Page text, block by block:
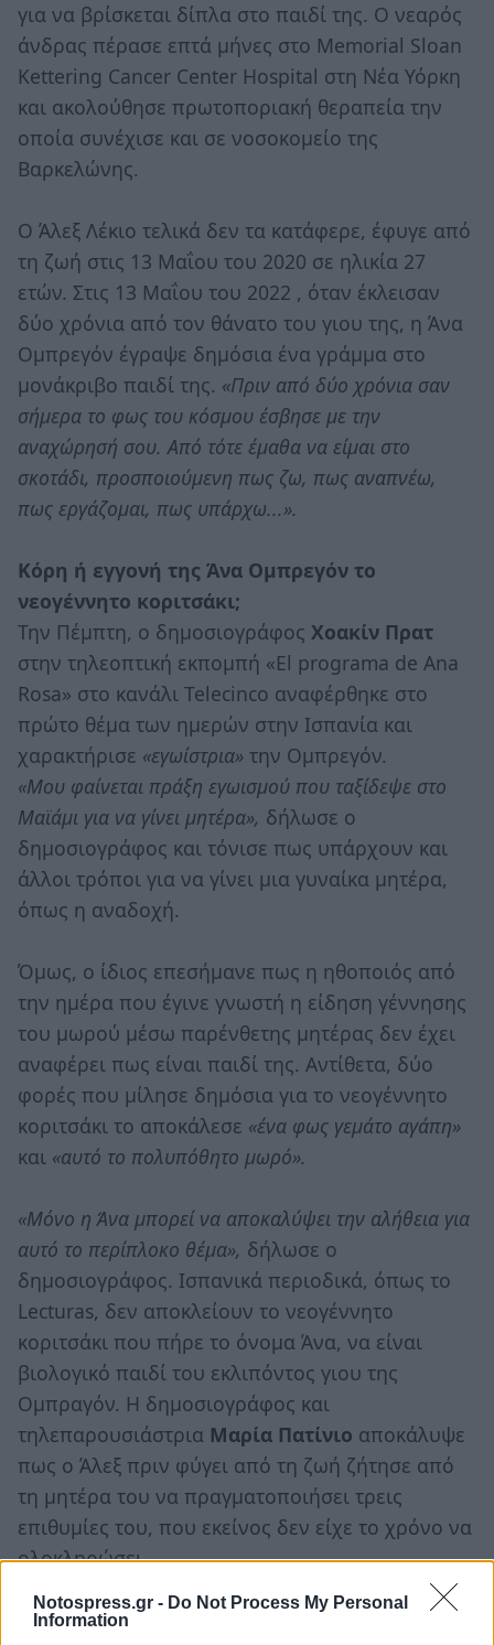
Notospress.gr - Do Not Process My Personal
Information
για να βρίσκεται δίπλα στο παιδί της. Ο νεαρός
άνδρας πέρασε επτά μήνες στο Memorial Sloan
Kettering Cancer Center Hospital στη Νέα Υόρκη
και ακολούθησε πρωτοποριακή θεραπεία την
οποία συνέχισε και σε νοσοκομείο της
Βαρκελώνης.
Ο Άλεξ Λέκιο τελικά δεν τα κατάφερε, έφυγε από
τη ζωή στις 13 Μαΐου του 2020 σε ηλικία 27
ετών. Στις 13 Μαΐου του 2022 , όταν έκλεισαν
δύο χρόνια από τον θάνατο του γιου της, η Άνα
Ομπρεγόν έγραψε δημόσια ένα γράμμα στο
μονάκριβο παιδί της. «Πριν από δύο χρόνια σαν
σήμερα το φως του κόσμου έσβησε με την
αναχώρησή σου. Από τότε έμαθα να είμαι στο
σκοτάδι, προσποιούμενη πως ζω, πως αναπνέω,
πως εργάζομαι, πως υπάρχω...».
Κόρη ή εγγονή της Άνα Ομπρεγόν το
νεογέννητο κοριτσάκι;
Την Πέμπτη, ο δημοσιογράφος Χοακίν Πρατ
στην τηλεοπτική εκπομπή «El programa de Ana
Rosa» στο κανάλι Telecinco αναφέρθηκε στο
πρώτο θέμα των ημερών στην Ισπανία και
χαρακτήρισε «εγωίστρια» την Ομπρεγόν.
«Μου φαίνεται πράξη εγωισμού που ταξίδεψε στο
Μαϊάμι για να γίνει μητέρα», δήλωσε ο
δημοσιογράφος και τόνισε πως υπάρχουν και
άλλοι τρόποι για να γίνει μια γυναίκα μητέρα,
όπως η αναδοχή.
Όμως, ο ίδιος επεσήμανε πως η ηθοποιός από
την ημέρα που έγινε γνωστή η είδηση γέννησης
του μωρού μέσω παρένθετης μητέρας δεν έχει
αναφέρει πως είναι παιδί της. Αντίθετα, δύο
φορές που μίλησε δημόσια για το νεογέννητο
κοριτσάκι το αποκάλεσε «ένα φως γεμάτο αγάπη»
και «αυτό το πολυπόθητο μωρό».
«Μόνο η Άνα μπορεί να αποκαλύψει την αλήθεια για
αυτό το περίπλοκο θέμα», δήλωσε ο
δημοσιογράφος. Ισπανικά περιοδικά, όπως το
Lecturas, δεν αποκλείουν το νεογέννητο
κοριτσάκι που πήρε το όνομα Άνα, να είναι
βιολογικό παιδί του εκλιπόντος γιου της
Ομπραγόν. Η δημοσιογράφος και
τηλεπαρουσιάστρια Μαρία Πατίνιο αποκάλυψε
πως ο Άλεξ πριν φύγει από τη ζωή ζήτησε από
τη μητέρα του να πραγματοποιήσει τρεις
επιθυμίες του, που εκείνος δεν είχε το χρόνο να
ολοκληρώσει.